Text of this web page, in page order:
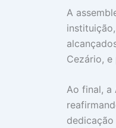
A
Cezário,
Ao final, a